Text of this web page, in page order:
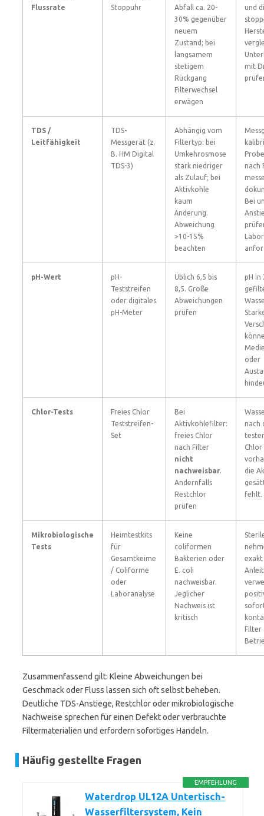
Flussrate
Stoppuhr
Abfall ca. 20-
30% gegenüber
neuem
Zustand; bei
langsamem
stetigem
Rückgang
Filterwechsel
erwägen
und
mit
TDS /
Leitfähigkeit
TDS-
Messgerät (z.
B. HM Digital
TDS-3)
Abhängig vom
Filtertyp: bei
Umkehrosmose
stark niedriger
als Zulauf; bei
Aktivkohle
kaum
Änderung.
Abweichung
>10-15%
beachten
nach
Bei
pH-Wert
pH-
Teststreifen
oder digitales
pH-Meter
Üblich 6,5 bis
8,5. Große
Abweichungen
prüfen
pH in
oder
Chlor-Tests
Freies Chlor
Teststreifen-
Set
Bei
Aktivkohlefilter:
freies Chlor
nach Filter
nicht
nachweisbar.
Andernfalls
Restchlor
prüfen
nach
Chlor
die
fehlt.
Mikrobiologische
Tests
Heimtestkits
für
Gesamtkeime
/ Coliforme
oder
Laboranalyse
Keine
coliformen
Bakterien oder
E. coli
nachweisbar.
Jeglicher
Nachweis ist
kritisch
exakt
Filter
Zusammenfassend gilt: Kleine Abweichungen bei
Geschmack oder Fluss lassen sich oft selbst beheben.
Deutliche TDS-Anstiege, Restchlor oder mikrobiologische
Nachweise sprechen für einen Defekt oder verbrauchte
Filtermaterialien und erfordern sofortiges Handeln.
Häufig gestellte Fragen
EMPFEHLUNG
Waterdrop UL12A Untertisch-
Wasserfiltersystem, Kein